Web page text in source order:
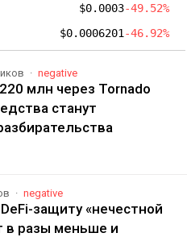
$0.0003-49.52%
$0.0006201 -46.92%
negative
млн через Tornado
станут
negative
защиту «нечестной
в разы меньше и